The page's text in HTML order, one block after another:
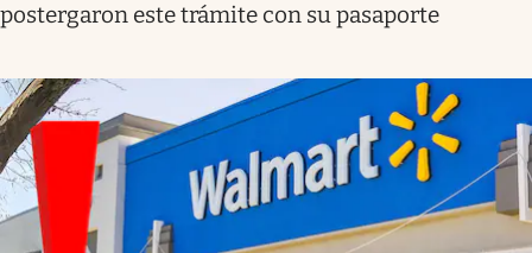
postergaron este trámite con su pasaporte